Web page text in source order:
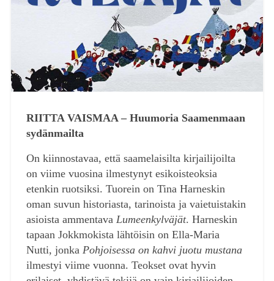
RIITTA VAISMAA – Huumoria Saamenmaan
sydänmailta
On kiinnostavaa, että saamelaisilta kirjailijoilta
on viime vuosina ilmestynyt esikoisteoksia
etenkin ruotsiksi. Tuorein on Tina Harneskin
oman suvun historiasta, tarinoista ja vaietuistakin
asioista ammentava Lumeenkylväjät. Harneskin
tapaan Jokkmokista lähtöisin on Ella-Maria
Nutti, jonka Pohjoisessa on kahvi juotu mustana
ilmestyi viime vuonna. Teokset ovat hyvin